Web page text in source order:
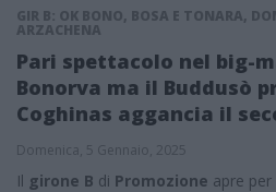
GIR B: OK BONO, BOSA E TONARA,
ARZACHENA
Pari spettacolo nel big-
Bonorva ma il Buddusò
Coghinas aggancia il
Domenica, 5 Gennaio, 2025
Il girone B di Promozione apre